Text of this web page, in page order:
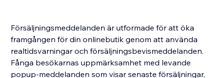
Försäljningsmeddelanden är utformade för att öka
framgången för din onlinebutik genom att använda
realtidsvarningar och försäljningsbevismeddelanden.
Fånga besökarnas uppmärksamhet med levande
popup-meddelanden som visar senaste försäljningar,